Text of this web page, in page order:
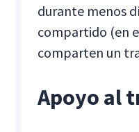
durante menos
compartido (en
comparten un
Apoyo al